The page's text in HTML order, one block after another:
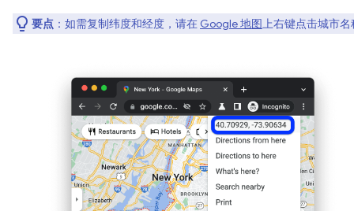
要点 ：如需复制纬度和经度，请在 Google 地图上右键点击城市名